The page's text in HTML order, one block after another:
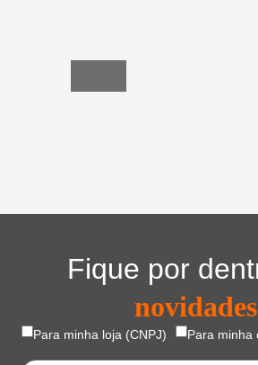
Fique por
Para minha loja (CNPJ) Para minha